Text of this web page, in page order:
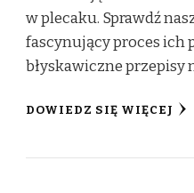
w plecaku. Sprawdź
fascynujący proces ich
błyskawiczne przepisy
DOWIEDZ SIĘ WIĘCEJ